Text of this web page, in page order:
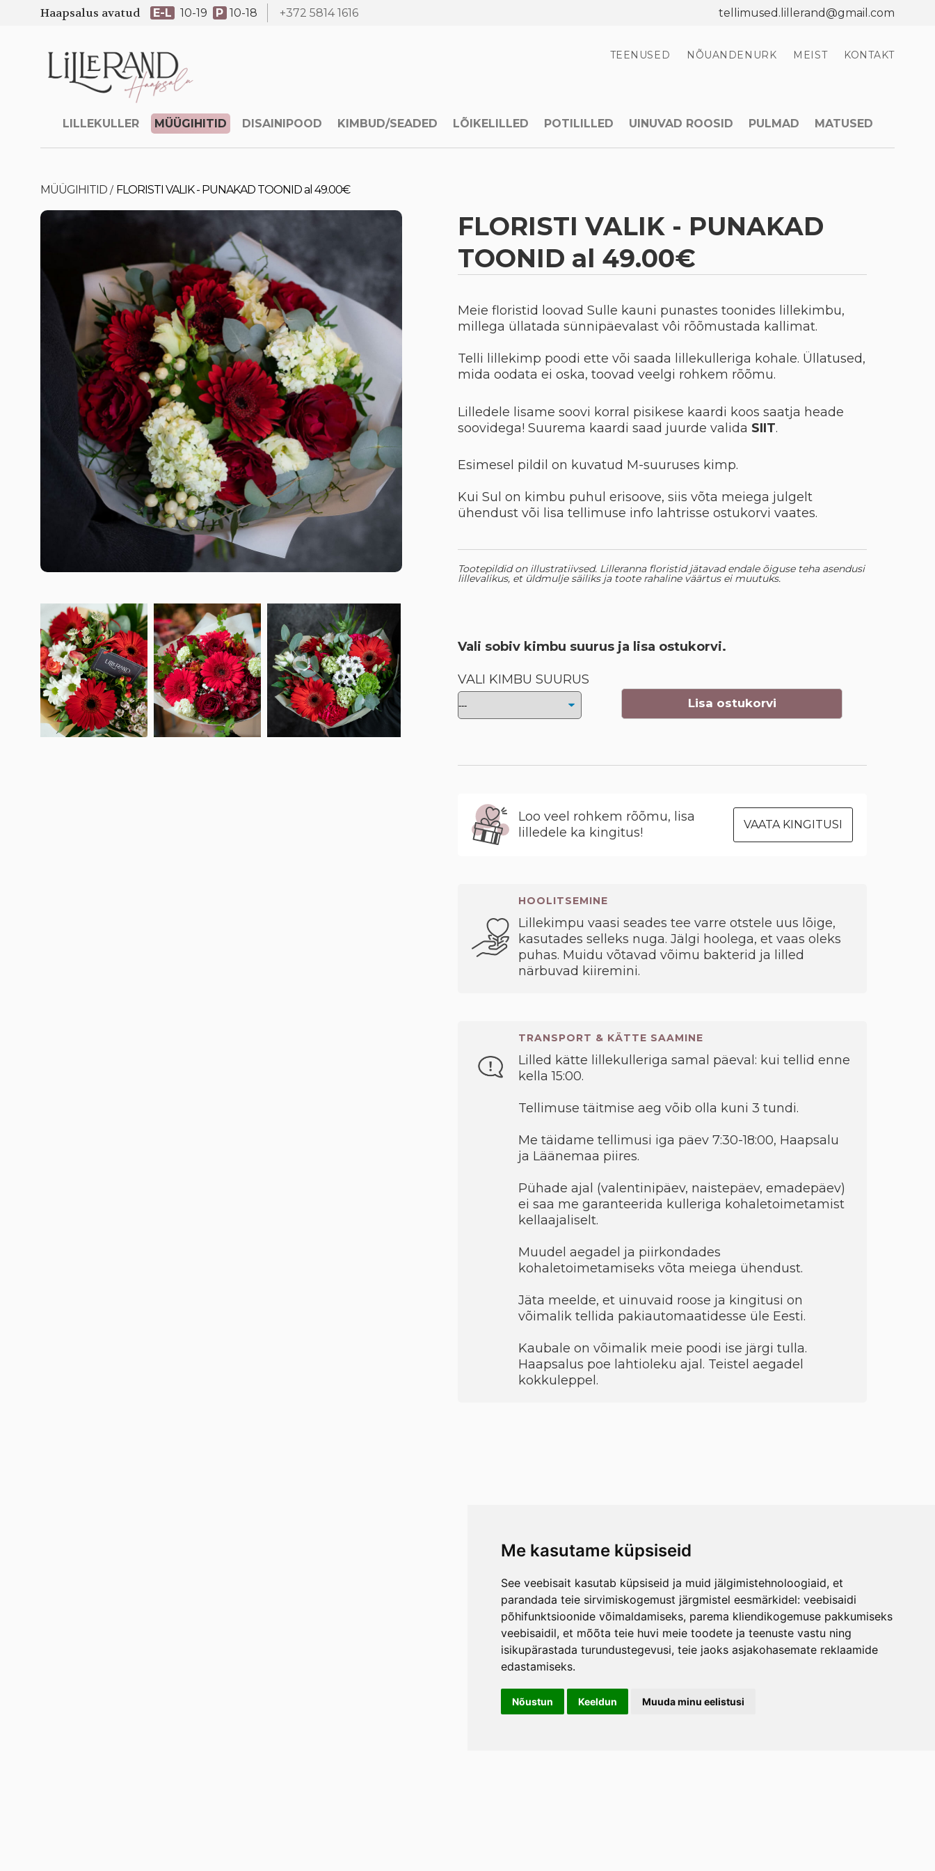
Me kasutame küpsiseid
See veebisait kasutab küpsiseid ja muid jälgimistehnoloogiaid, et
parandada teie sirvimiskogemust järgmistel eesmärkidel: veebisaidi
põhifunktsioonide võimaldamiseks, parema kliendikogemuse pakkumiseks
veebisaidil, et mõõta teie huvi meie toodete ja teenuste vastu ning
isikupärastada turundustegevusi, teie jaoks asjakohasemate reklaamide
edastamiseks.
Nõustun Keeldun Muuda minu eelistusi
Haapsalus avatud E-L 10-19 P 10-18 +372 5814 1616 tellimused.lillerand@gmail.com
TEENUSED NÕUANDENURK MEIST KONTAKT
LILLEKULLER MÜÜGIHITID DISAINIPOOD KIMBUD/SEADED LÕIKELILLED POTILILLED UINUVAD ROOSID PULMAD MATUSED
MÜÜGIHITID / FLORISTI VALIK - PUNAKAD TOONID al 49.00€
FLORISTI VALIK - PUNAKAD
TOONID al 49.00€
Meie floristid loovad Sulle kauni punastes toonides lillekimbu,
millega üllatada sünnipäevalast vôi rõõmustada kallimat.
Telli lillekimp poodi ette või saada lillekulleriga kohale. Üllatused,
mida oodata ei oska, toovad veelgi rohkem rõõmu.
Lilledele lisame soovi korral pisikese kaardi koos saatja heade
soovidega! Suurema kaardi saad juurde valida SIIT.
Esimesel pildil on kuvatud M-suuruses kimp.
Kui Sul on kimbu puhul erisoove, siis võta meiega julgelt
ühendust või lisa tellimuse info lahtrisse ostukorvi vaates.
Tootepildid on illustratiivsed. Lilleranna floristid jätavad endale õiguse teha asendusi
lillevalikus, et üldmulje säiliks ja toote rahaline väärtus ei muutuks.
Vali sobiv kimbu suurus ja lisa ostukorvi.
VALI KIMBU SUURUS
Lisa ostukorvi
Loo veel rohkem rõõmu, lisa
lilledele ka kingitus!
VAATA KINGITUSI
HOOLITSEMINE
Lillekimpu vaasi seades tee varre otstele uus lõige,
kasutades selleks nuga. Jälgi hoolega, et vaas oleks
puhas. Muidu võtavad võimu bakterid ja lilled
närbuvad kiiremini.
TRANSPORT & KÄTTE SAAMINE
Lilled kätte lillekulleriga samal päeval: kui tellid enne
kella 15:00.
Tellimuse täitmise aeg võib olla kuni 3 tundi.
Me täidame tellimusi iga päev 7:30-18:00, Haapsalu
ja Läänemaa piires.
Pühade ajal (valentinipäev, naistepäev, emadepäev)
ei saa me garanteerida kulleriga kohaletoimetamist
kellaajaliselt.
Muudel aegadel ja piirkondades
kohaletoimetamiseks võta meiega ühendust.
Jäta meelde, et uinuvaid roose ja kingitusi on
võimalik tellida pakiautomaatidesse üle Eesti.
Kaubale on võimalik meie poodi ise järgi tulla.
Haapsalus poe lahtioleku ajal. Teistel aegadel
kokkuleppel.